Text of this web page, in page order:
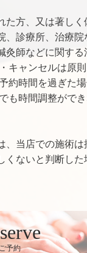
た方、又は著し
、診療所、治療院
灸師などに関す
キャンセルは原
約時間を過ぎた
も時間調整がで
、当店での施術は
くないと判断し
ご予約